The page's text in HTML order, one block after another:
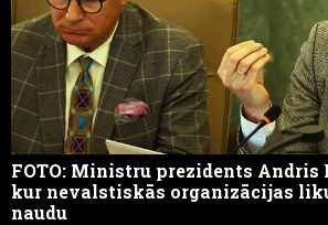
FOTO: Ministru prezidents Andris
kur nevalstiskās organizācijas
naudu